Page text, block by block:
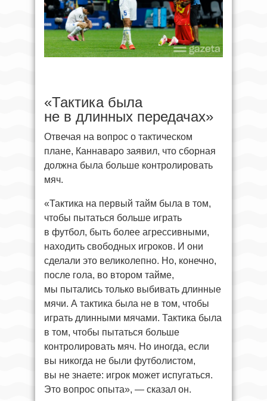
«Тактика была
не в длинных передачах»
Отвечая на вопрос о тактическом
плане, Каннаваро заявил, что сборная
должна была больше контролировать
мяч.
«Тактика на первый тайм была в том,
чтобы пытаться больше играть
в футбол, быть более агрессивными,
находить свободных игроков. И они
сделали это великолепно. Но, конечно,
после гола, во втором тайме,
мы пытались только выбивать длинные
мячи. А тактика была не в том, чтобы
играть длинными мячами. Тактика была
в том, чтобы пытаться больше
контролировать мяч. Но иногда, если
вы никогда не были футболистом,
вы не знаете: игрок может испугаться.
Это вопрос опыта», — сказал он.